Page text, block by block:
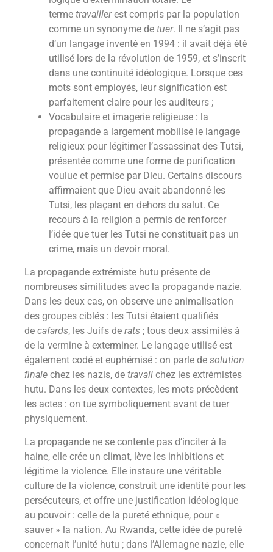
terme travaillerest compris par la population
comme un synonyme de tuer. Il ne s’agit pas
d’un langage inventé en 1994 : il avait déjà été
utilisé lors de la révolution de 1959, et s’inscrit
dans une continuité idéologique. Lorsque ces
mots sont employés, leur signification est
parfaitement claire pour les auditeurs ;
Vocabulaire et imagerie religieuse : la
propagande a largement mobilisé le langage
religieux pour légitimer l’assassinat des Tutsi,
présentée comme une forme de purification
voulue et permise par Dieu. Certains discours
affirmaient que Dieu avait abandonné les
Tutsi, les plaçant en dehors du salut. Ce
recours à la religion a permis de renforcer
l’idée que tuer les Tutsi ne constituait pas un
crime, mais un devoir moral.
La propagande extrémiste hutu présente de
nombreuses similitudes avec la propagande nazie.
Dans les deux cas, on observe une animalisation
des groupes ciblés : les Tutsi étaient qualifiés
de cafards, les Juifs de rats ; tous deux assimilés à
de la vermine à exterminer. Le langage utilisé est
également codé et euphémisé : on parle de solution
finale chez les nazis, de travail chez les extrémistes
hutu. Dans les deux contextes, les mots précèdent
les actes : on tue symboliquement avant de tuer
physiquement.
La propagande ne se contente pas d’inciter à la
haine, elle crée un climat, lève les inhibitions et
légitime la violence. Elle instaure une véritable
culture de la violence, construit une identité pour les
persécuteurs, et offre une justification idéologique
au pouvoir : celle de la pureté ethnique, pour «
sauver » la nation. Au Rwanda, cette idée de pureté
concernait l’unité hutu ; dans l’Allemagne nazie, elle